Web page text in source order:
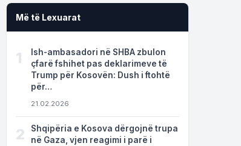
Më të Lexuarat
1
Ish-ambasadori në SHBA zbulon
çfarë fshihet pas deklarimeve të
Trump për Kosovën: Dush i ftohtë
për…
21.02.2026
2
Shqipëria e Kosova dërgojnë trupa
në Gaza, vjen reagimi i parë i